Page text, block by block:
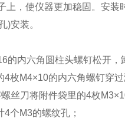
上，使仪器更加稳固。安
)安装。
的内六角圆柱头螺钉松开
枚M4×10的内六角螺钉穿
丝刀将附件袋里的4枚
个M3的螺纹孔；